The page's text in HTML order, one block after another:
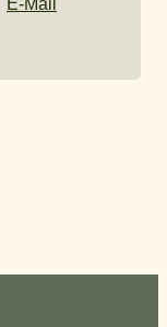
E-Mail